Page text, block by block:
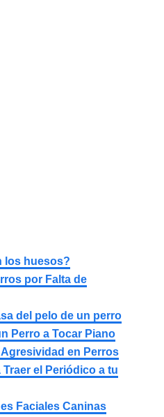
los huesos?
por Falta de
del pelo de un perro
Perro a Tocar Piano
en Perros
el Periódico a tu
Faciales Caninas